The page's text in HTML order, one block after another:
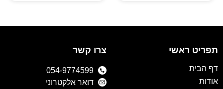
תפריט ראשי
דף הבית
אודות
צרו קשר
054-9774599
דואר אלקטרוני